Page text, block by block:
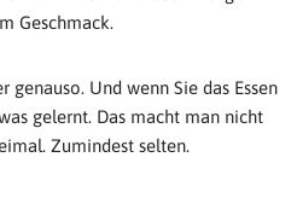
Geschmack.
Und wenn Sie das Essen
gelernt. Das macht man nicht
Zumindest selten.